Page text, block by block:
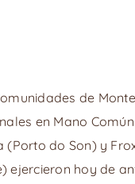
de
en Mano
(Porto do Son) y
ejercieron hoy de